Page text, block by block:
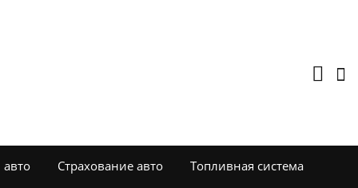
Страхование авто Топливная система